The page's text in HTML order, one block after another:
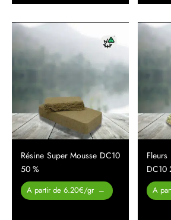
à
Résine Super Mousse DC10
50 %
A partir de 6.20€/gr –
Plage de
prix :
DC10
A